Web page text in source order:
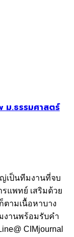
ม.ธรรมศาสตร์
เป็นทีมงานที่จบ
แพทย์ เสริมด้วย
ตามเนื้อหาบาง
งานพร้อมรับคำ
CIMjournal